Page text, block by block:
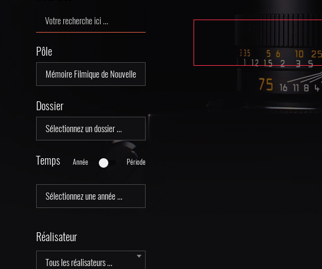
Pôle
Dossier
Temps Année Période
Réalisateur
Tous les réalisateurs ...